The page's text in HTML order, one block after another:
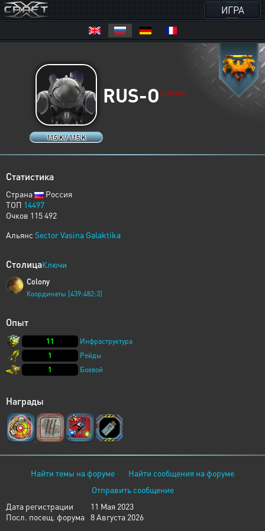
ИГРА
115 K / 115 K
RUS-O HUMANS
Статистика
Страна
Россия
ТОП 14497
Очков 115 492
Альянс Sector Vasina Galaktika
СтолицаКлючи
Colony
Координаты [439:482:3]
Опыт
11
Инфраструктура
1
Рейды
1
Боевой
Награды
Найти темы на форуме
Найти сообщения на форуме
Отправить сообщение
Дата регистрации
11 Мая 2023
Посл. посещ. форума 8 Августа 2026